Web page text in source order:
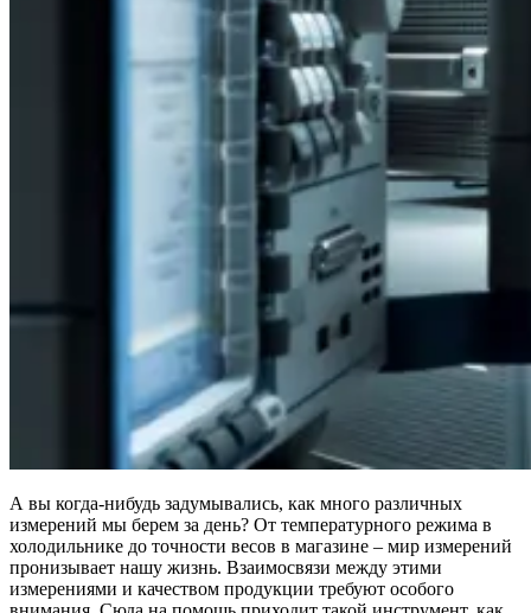
А вы когда-нибудь задумывались, как много различных
измерений мы берем за день? От температурного режима в
холодильнике до точности весов в магазине – мир измерений
пронизывает нашу жизнь. Взаимосвязи между этими
измерениями и качеством продукции требуют особого